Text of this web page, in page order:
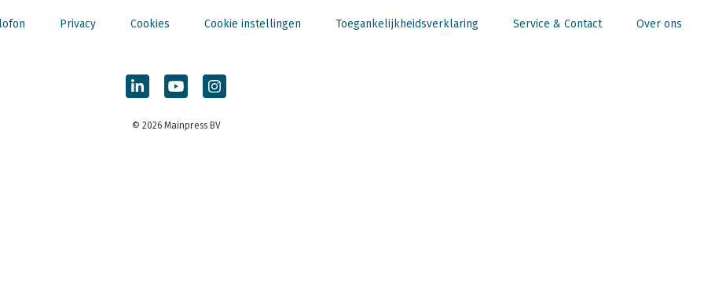
Privacy Cookies Cookie instellingen Toegankelijkheidsverklaring Service & Contact Over ons
© 2026 Mainpress BV